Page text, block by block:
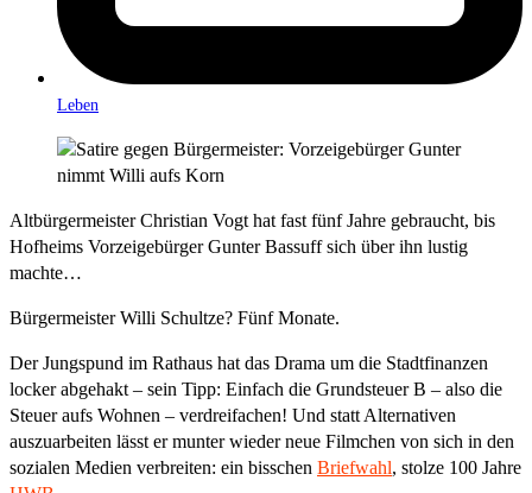
Leben
Altbürgermeister Christian Vogt hat fast fünf Jahre gebraucht, bis
Hofheims Vorzeigebürger Gunter Bassuff sich über ihn lustig
machte…
Bürgermeister Willi Schultze? Fünf Monate.
Der Jungspund im Rathaus hat das Drama um die Stadtfinanzen
locker abgehakt – sein Tipp: Einfach die Grundsteuer B – also die
Steuer aufs Wohnen – verdreifachen! Und statt Alternativen
auszuarbeiten lässt er munter wieder neue Filmchen von sich in den
sozialen Medien verbreiten: ein bisschen Briefwahl, stolze 100 Jahre